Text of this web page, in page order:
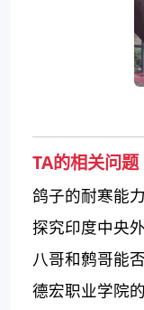
TA的相关问题
鸽子的耐寒能
探究印度中央
八哥和鹩哥能
德宏职业学院